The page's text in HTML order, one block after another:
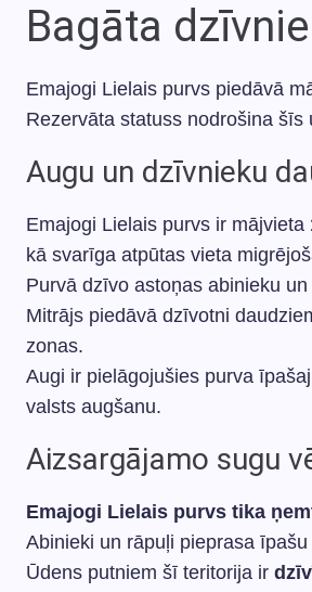
Bagāta
Emajogi Lielais purvs piedāvā
Rezervāta statuss nodrošina
Augu un dzīvnieku
Emajogi Lielais purvs ir mājvieta
kā svarīga atpūtas vieta
Purvā dzīvo astoņas abinieku
Mitrājs piedāvā dzīvotni
zonas.
Augi ir pielāgojušies purva
valsts augšanu.
Aizsargājamo sugu
Emajogi Lielais purvs tika
Abinieki un rāpuļi pieprasa
Ūdens putniem šī teritorija ir